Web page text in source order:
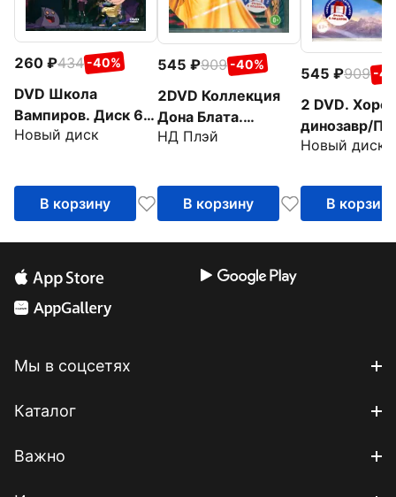
260 434 -40%
DVD Школа
Вампиров. Диск 6
(серии 37-44)
Новый диск
В корзину
545 909 -40%
2DVD Коллекция
Дона Блата.
Анастаcия. Все псы
НД Плэй
В корзину
545 909 -
2 DVD.
динозавр/
с
Новый диск
В корзину
Мы в соцсетях
Каталог
Важно